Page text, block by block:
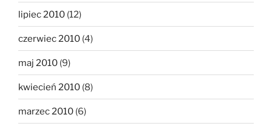
lipiec 2010 (12)
czerwiec 2010 (4)
maj 2010 (9)
kwiecień 2010 (8)
marzec 2010 (6)